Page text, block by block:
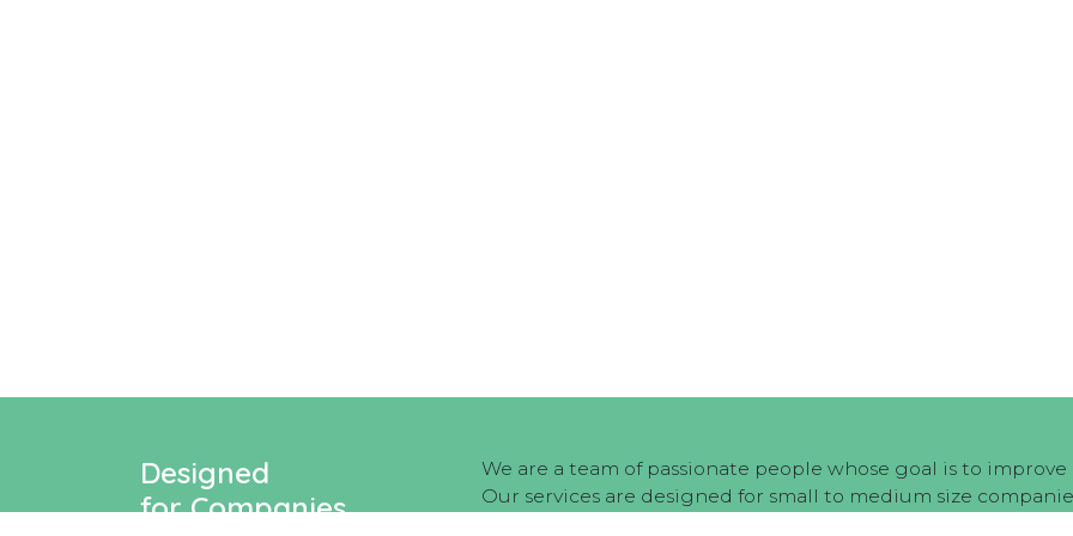
Designed
for Companies
We are a team of passionate people whose goal is to improve
Our services are designed for small to medium size